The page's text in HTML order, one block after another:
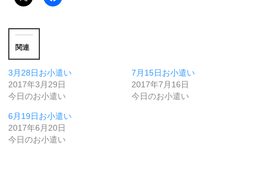
関連
3月28日お小遣い
2017年3月29日
今日のお小遣い
7月15日お小遣い
2017年7月16日
今日のお小遣い
6月19日お小遣い
2017年6月20日
今日のお小遣い